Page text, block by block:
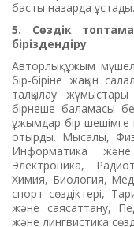
басты назарда ұстады.
5. Сөздік
біріздендіру
Авторлық ұжым
бір-біріне жақын
талқылау жұмыстары
бірнеше баламасы
ұжымдар бір
отырды. Мысалы,
Информатика және
Электроника,
Химия, Биология,
спорт сөздіктері,
және саясаттану,
және лингвистика